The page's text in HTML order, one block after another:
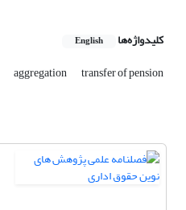
کلیدواژه‌ها English
aggregation transfer of pension